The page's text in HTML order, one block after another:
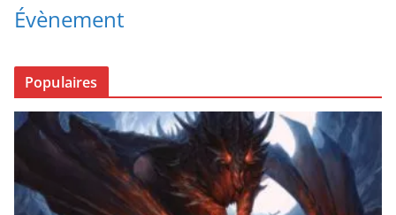
Évènement
Populaires